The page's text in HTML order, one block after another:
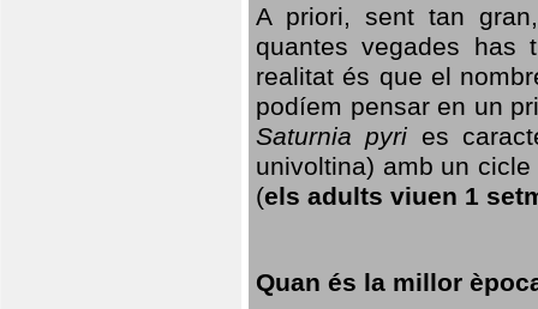
A priori, sent tan
quantes vegades has
realitat és que el
podíem pensar en un
Saturnia pyri es
univoltina) amb un
(els adults viuen 1
Quan és la millor